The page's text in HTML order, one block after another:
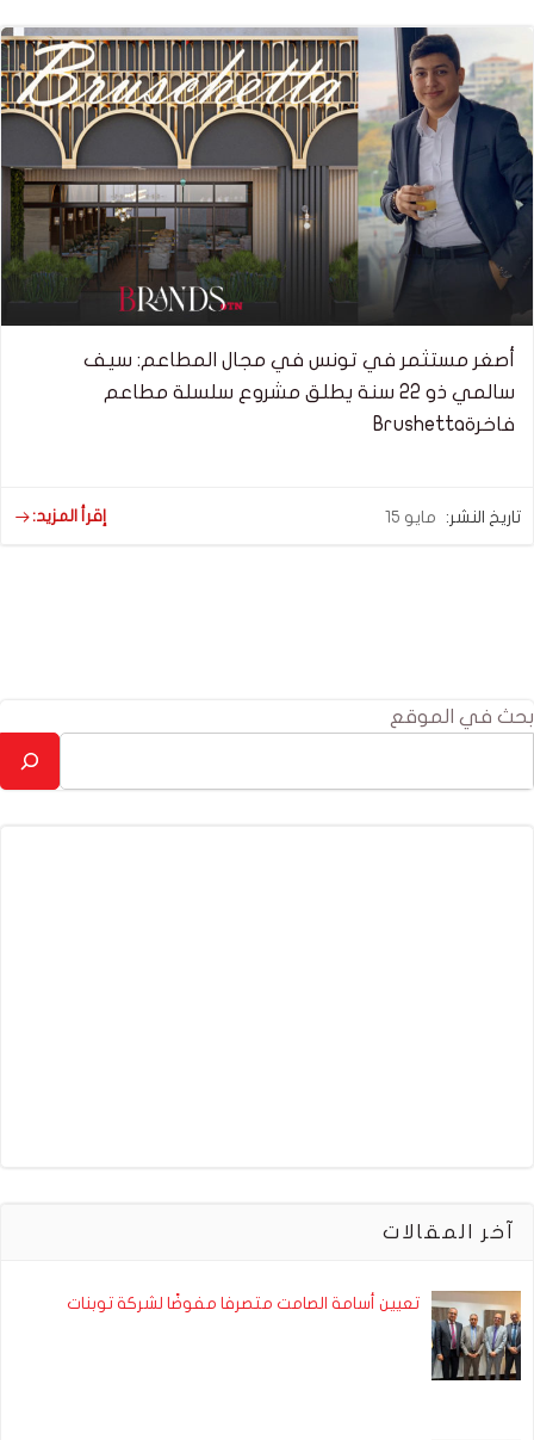
أصغر مستثمر في تونس في مجال المطاعم: سيف
سالمي ذو 22 سنة يطلق مشروع سلسلة مطاعم
فاخرةBrushetta
تاريخ النشر: مايو 15 إقرأ المزيد:
بحث في الموقع
آخر المقالات
تعيين أسامة الصامت متصرفا مفوضًا لشركة توبنات